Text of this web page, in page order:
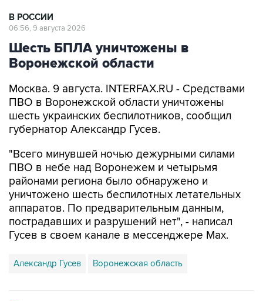
В РОССИИ
06:56, 9 августа 2026
Шесть БПЛА уничтожены в
Воронежской области
Москва. 9 августа. INTERFAX.RU - Средствами
ПВО в Воронежской области уничтожены
шесть украинских беспилотников, сообщил
губернатор Александр Гусев.
"Всего минувшей ночью дежурными силами
ПВО в небе над Воронежем и четырьмя
районами региона было обнаружено и
уничтожено шесть беспилотных летательных
аппаратов. По предварительным данным,
пострадавших и разрушений нет", - написал
Гусев в своем канале в мессенджере Max.
Александр Гусев Воронежская область